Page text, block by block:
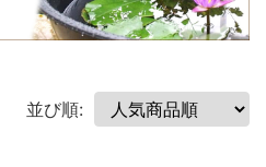
並び順: